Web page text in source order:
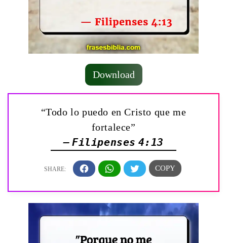
Download
“Todo lo puedo en Cristo que me
fortalece”
— Filipenses 4:13